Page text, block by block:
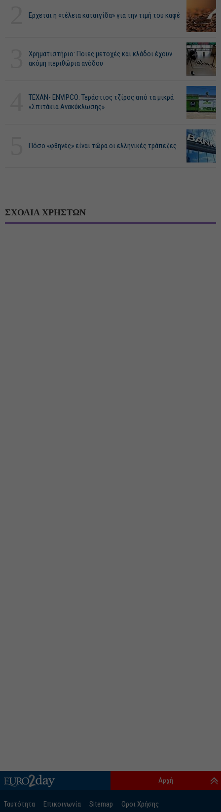
Ερχεται η «τέλεια καταιγίδα» για την τιμή του καφέ
Χρηματιστήριο: Ποιες μετοχές και κλάδοι έχουν
ακόμη περιθώρια ανόδου
ΤΕΧΑΝ- ENVIPCO: Τεράστιος τζίρος από τα μικρά
«Σπιτάκια Ανακύκλωσης»
Πόσο «φθηνές» είναι τώρα οι ελληνικές τράπεζες
ΣΧΟΛΙΑ ΧΡΗΣΤΩΝ
Ταυτότητα Επικοινωνία Sitemap Οροι Χρήσης
Αρχή